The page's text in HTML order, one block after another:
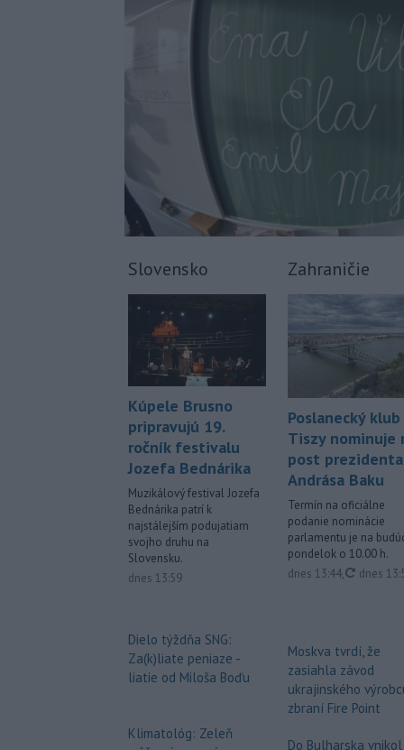
Slovensko
Kúpele Brusno
pripravujú 19.
ročník festivalu
Jozefa Bednárika
Muzikálový festival Jozefa
Bednárika patrí k
najstálejším podujatiam
svojho druhu na
Slovensku.
dnes 13:59
Dielo týždňa SNG:
Za(k)liate peniaze -
liatie od Miloša Boďu
Klimatológ: Zeleň
Zahraničie
Poslanecký klub
Tiszy nominuje
post prezidenta
Andrása Baku
Termín na oficiálne
podanie nominácie
parlamentu je na
pondelok o 10.00 h.
dnes 13:44, dnes
Moskva tvrdí, že
zasiahla závod
ukrajinského
zbraní Fire Point
Do Bulharska vnikol